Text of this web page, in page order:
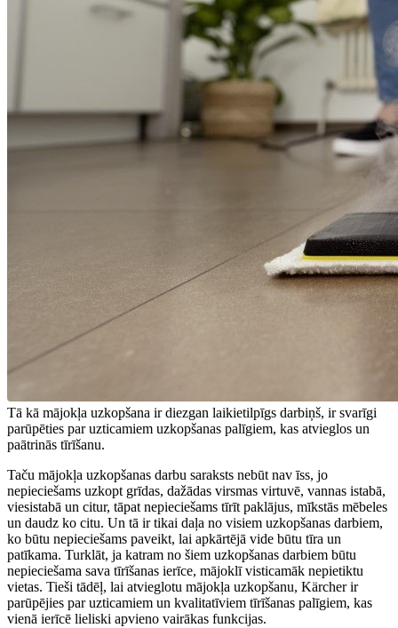
Tā kā mājokļa uzkopšana ir diezgan laikietilpīgs darbiņš, ir svarīgi
parūpēties par uzticamiem uzkopšanas palīgiem, kas atvieglos un
paātrinās tīrīšanu.
Taču mājokļa uzkopšanas darbu saraksts nebūt nav īss, jo
nepieciešams uzkopt grīdas, dažādas virsmas virtuvē, vannas istabā,
viesistabā un citur, tāpat nepieciešams tīrīt paklājus, mīkstās mēbeles
un daudz ko citu. Un tā ir tikai daļa no visiem uzkopšanas darbiem,
ko būtu nepieciešams paveikt, lai apkārtējā vide būtu tīra un
patīkama. Turklāt, ja katram no šiem uzkopšanas darbiem būtu
nepieciešama sava tīrīšanas ierīce, mājoklī visticamāk nepietiktu
vietas. Tieši tādēļ, lai atvieglotu mājokļa uzkopšanu, Kärcher ir
parūpējies par uzticamiem un kvalitatīviem tīrīšanas palīgiem, kas
vienā ierīcē lieliski apvieno vairākas funkcijas.